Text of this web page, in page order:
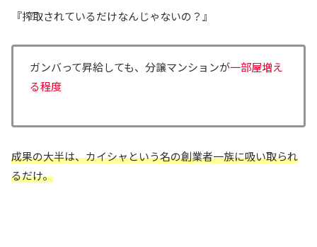
『搾取されているだけなんじゃないの？』
ガンバって昇給しても、分譲マンションが一部屋増え
る程度
成果の大半は、カイシャという名の創業者一族に吸い取られ
るだけ。